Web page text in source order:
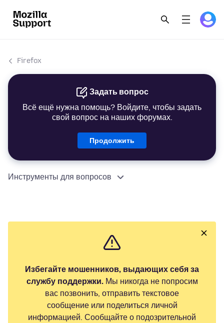
Firefox
Задать вопрос
Всё ещё нужна помощь? Войдите, чтобы задать
свой вопрос на наших форумах.
Продолжить
Инструменты для вопросов
Избегайте мошенников, выдающих себя за
службу поддержки.Мы никогда не попросим
вас позвонить, отправить текстовое
сообщение или поделиться личной
информацией. Сообщайте о подозрительной